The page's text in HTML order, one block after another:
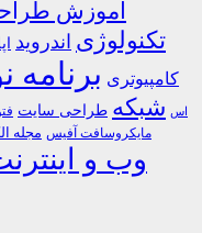
آموزش
تکنولوژی اندروید
کامپیوتری برنامه
اس شبکه طراحی سایت
مایکروسافت آفیس مجله
وب و